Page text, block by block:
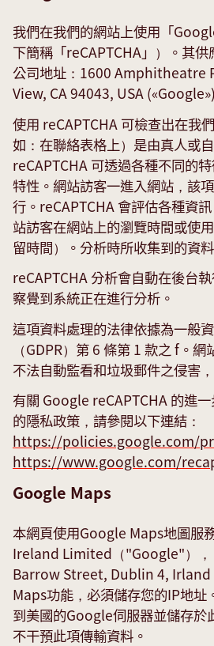
我們在我們的網站上使用「
下簡稱「reCAPTCHA」）。其
公司地址：1600 Amphitheatre
View, CA 94043, USA
使用 reCAPTCHA 可檢查出在我
如：在聯絡表格上）是由真人或
reCAPTCHA 可透過各種不同的
特性。網站訪客一進入網站，該
行。reCAPTCHA 會評估各種資
站訪客在網站上的瀏覽時間或使
留時間）。分析時所收集到的資
reCAPTCHA 分析會自動在後台
察覺到系統正在進行分析。
這項資料處理的法律依據為一般
（GDPR）第 6 條第 1 款之 f。
不法自動監看和垃圾郵件之侵害
有關 Google reCAPTCHA 的進
的隱私政策，請參閱以下連結：
https://policies.google.com/
https://www.google.com/
Google Maps
本網頁使用Google Maps地圖服
Ireland Limited（"Google"）
Barrow Street, Dublin 4, Irland
Maps功能，必須儲存您的IP地址
到美國的Google伺服器並儲存於
不干預此項傳輸資料。